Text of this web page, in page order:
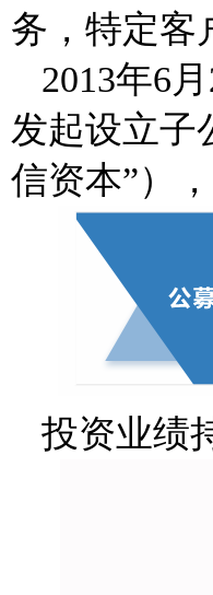
务，特定
2013年6月
发起设立
信资本”）
投资业绩